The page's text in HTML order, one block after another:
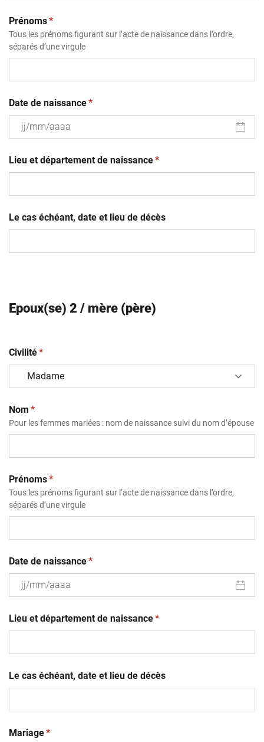
Prénoms(obligatoire)
*
Tous les prénoms figurant sur l’acte de naissance dans l’ordre,
séparés d’une virgule
Date de naissance(obligatoire)
*
slash
MM
Lieu et département de naissance(obligatoire)
*
Le cas échéant, date et lieu de décès
Epoux(se) 2 / mère (père)
Civilité(obligatoire)
*
Nom (obligatoire)
*
Pour les femmes mariées : nom de naissance suivi du nom d’épouse
Prénoms(obligatoire)
*
Tous les prénoms figurant sur l’acte de naissance dans l’ordre,
séparés d’une virgule
Date de naissance(obligatoire)
*
slash
MM
Lieu et département de naissance(obligatoire)
*
Le cas échéant, date et lieu de décès
Mariage(obligatoire)
*